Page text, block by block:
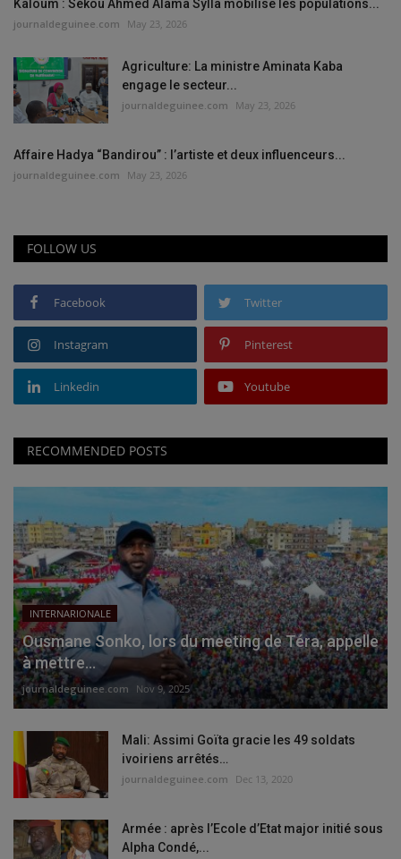
Kaloum : Sékou Ahmed Alama Sylla mobilise les populations...
journaldeguinee.com May 23, 2026
Agriculture: La ministre Aminata Kaba
engage le secteur...
journaldeguinee.com May 23, 2026
Affaire Hadya “Bandirou” : l’artiste et deux influenceurs...
journaldeguinee.com May 23, 2026
FOLLOW US
Facebook Twitter
Instagram Pinterest
Linkedin Youtube
RECOMMENDED POSTS
INTERNARIONALE
Ousmane Sonko, lors du meeting de Téra, appelle
à mettre...
journaldeguinee.com Nov 9, 2025
Mali: Assimi Goïta gracie les 49 soldats
ivoiriens arrêtés…
journaldeguinee.com Dec 13, 2020
Armée : après l’Ecole d’Etat major initié sous
Alpha Condé,...